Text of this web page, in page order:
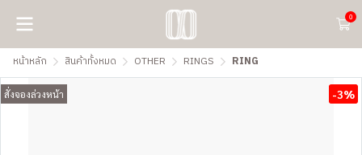
0
หน้าหลัก สินค้าทั้งหมด OTHER RINGS RING
สั่งจองล่วงหน้า -3%